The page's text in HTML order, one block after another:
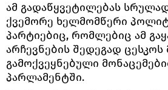
ამ გადაწყვეტილებას
ქვემორე ხელმომწერი
პარტიებიც, რომლებიც ამ
არჩევნების შედეგად ცესკოს
გამოქვეყნებული
პარლამენტში.